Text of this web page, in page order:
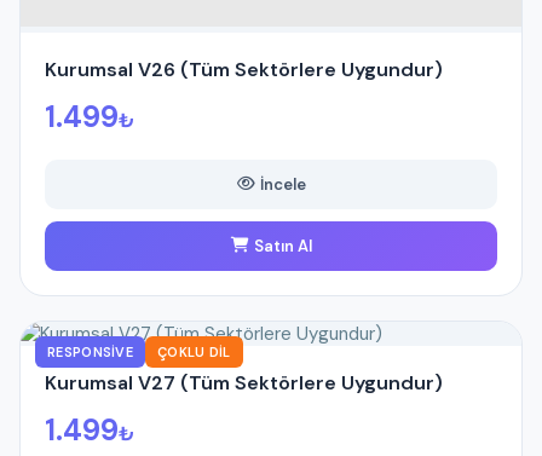
Kurumsal V26 (Tüm Sektörlere Uygundur)
1.499₺
İncele
Satın Al
RESPONSIVE ÇOKLU DIL
Kurumsal V27 (Tüm Sektörlere Uygundur)
1.499₺